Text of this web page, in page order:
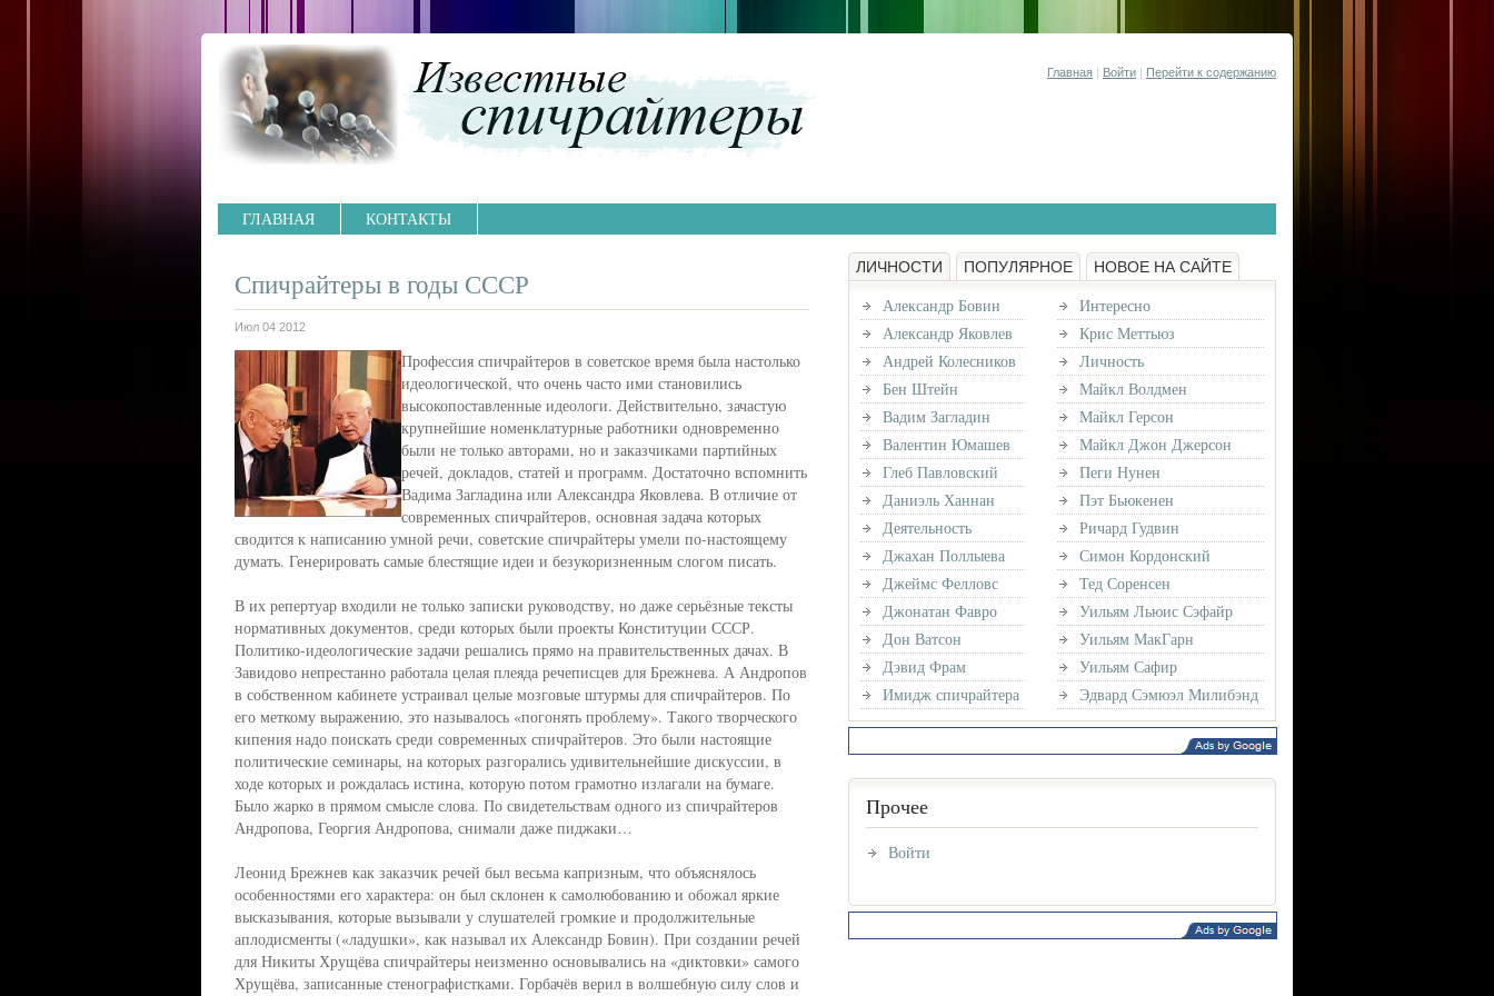
Главная | Войти | Перейти к содержанию
ГЛАВНАЯ КОНТАКТЫ
Спичрайтеры в годы СССР
Июл 04 2012
Профессия спичрайтеров в советское время была настолько
идеологической, что очень часто ими становились
высокопоставленные идеологи. Действительно, зачастую
крупнейшие номенклатурные работники одновременно
были не только авторами, но и заказчиками партийных
речей, докладов, статей и программ. Достаточно вспомнить
Вадима Загладина или Александра Яковлева. В отличие от
современных спичрайтеров, основная задача которых
сводится к написанию умной речи, советские спичрайтеры умели по-настоящему
думать. Генерировать самые блестящие идеи и безукоризненным слогом писать.
В их репертуар входили не только записки руководству, но даже серьёзные тексты
нормативных документов, среди которых были проекты Конституции СССР.
Политико-идеологические задачи решались прямо на правительственных дачах. В
Завидово непрестанно работала целая плеяда речеписцев для Брежнева. А Андропов
в собственном кабинете устраивал целые мозговые штурмы для спичрайтеров. По
его меткому выражению, это называлось «погонять проблему». Такого творческого
кипения надо поискать среди современных спичрайтеров. Это были настоящие
политические семинары, на которых разгорались удивительнейшие дискуссии, в
ходе которых и рождалась истина, которую потом грамотно излагали на бумаге.
Было жарко в прямом смысле слова. По свидетельствам одного из спичрайтеров
Андропова, Георгия Андропова, снимали даже пиджаки…
Леонид Брежнев как заказчик речей был весьма капризным, что объяснялось
особенностями его характера: он был склонен к самолюбованию и обожал яркие
высказывания, которые вызывали у слушателей громкие и продолжительные
аплодисменты («ладушки», как называл их Александр Бовин). При создании речей
для Никиты Хрущёва спичрайтеры неизменно основывались на «диктовки» самого
Хрущёва, записанные стенографистками. Горбачёв верил в волшебную силу слов и
ЛИЧНОСТИ ПОПУЛЯРНОЕ НОВОЕ НА САЙТЕ
Александр Бовин
Александр Яковлев
Андрей Колесников
Бен Штейн
Вадим Загладин
Валентин Юмашев
Глеб Павловский
Даниэль Ханнан
Деятельность
Джахан Поллыева
Джеймс Фелловс
Джонатан Фавро
Дон Ватсон
Дэвид Фрам
Имидж спичрайтера
Интересно
Крис Меттьюз
Личность
Майкл Волдмен
Майкл Герсон
Майкл Джон Джерсон
Пеги Нунен
Пэт Бьюкенен
Ричард Гудвин
Симон Кордонский
Тед Соренсен
Уильям Льюис Сэфайр
Уильям МакГарн
Уильям Сафир
Эдвард Сэмюэл Милибэнд
Прочее
Войти